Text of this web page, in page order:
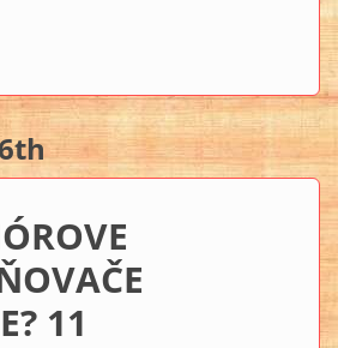
11